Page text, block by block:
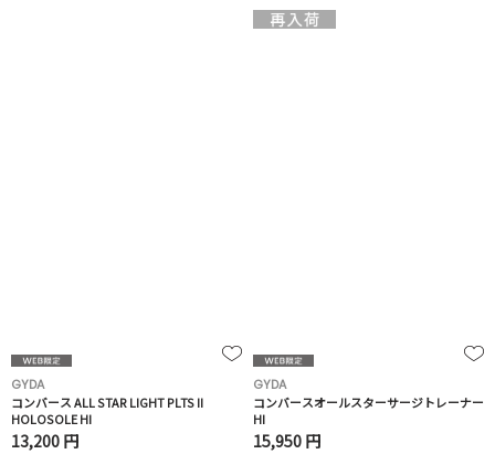
GYDA
コンバース ALL STAR LIGHT PLTS II
HOLOSOLE HI
13,200 円
GYDA
コンバースオールスターサージトレーナー
HI
15,950 円